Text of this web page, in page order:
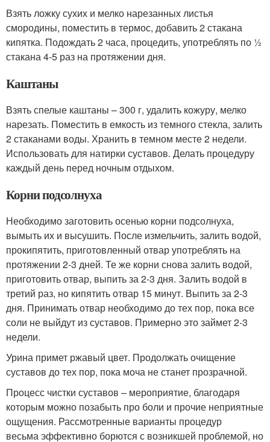
Взять ложку сухих и мелко нарезанных листья
смородины, поместить в термос, добавить 2 стакана
кипятка. Подождать 2 часа, процедить, употреблять по ½
стакана 4-5 раз на протяжении дня.
Каштаны
Взять спелые каштаны – 300 г, удалить кожуру, мелко
нарезать. Поместить в емкость из темного стекла, залить
2 стаканами воды. Хранить в темном месте 2 недели.
Использовать для натирки суставов. Делать процедуру
каждый день перед ночным отдыхом.
Корни подсолнуха
Необходимо заготовить осенью корни подсолнуха,
вымыть их и высушить. После измельчить, залить водой,
прокипятить, приготовленный отвар употреблять на
протяжении 2-3 дней. Те же корни снова залить водой,
приготовить отвар, выпить за 2-3 дня. Залить водой в
третий раз, но кипятить отвар 15 минут. Выпить за 2-3
дня. Принимать отвар необходимо до тех пор, пока все
соли не выйдут из суставов. Примерно это займет 2-3
недели.
Урина примет ржавый цвет. Продолжать очищение
суставов до тех пор, пока моча не станет прозрачной.
Процесс чистки суставов – мероприятие, благодаря
которым можно позабыть про боли и прочие неприятные
ощущения. Рассмотренные варианты процедур
весьма эффективно борются с возникшей проблемой, но